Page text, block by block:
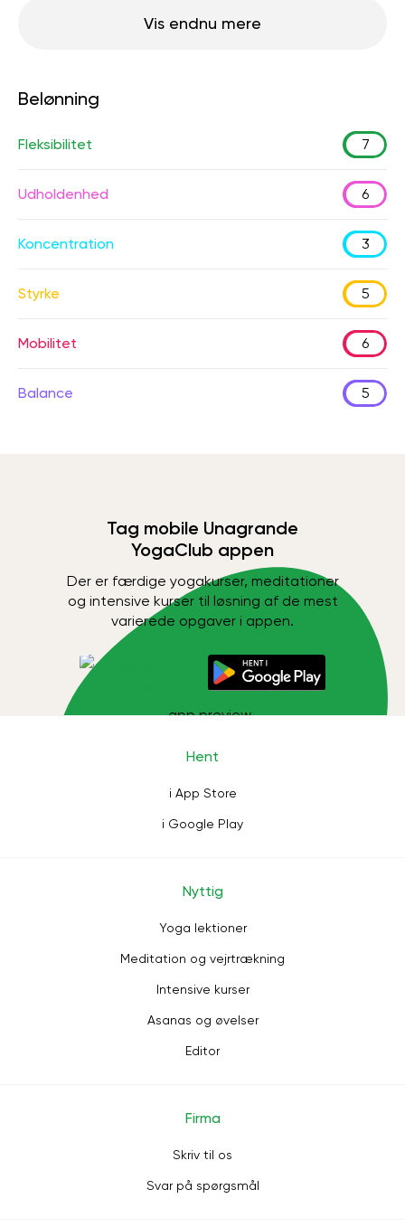
Vis endnu mere
Belønning
Fleksibilitet 7
Udholdenhed 6
Koncentration 3
Styrke 5
Mobilitet 6
Balance 5
Tag mobile Unagrande
YogaClub appen
Der er færdige yogakurser, meditationer
og intensive kurser til løsning af de mest
varierede opgaver i appen.
Hent
i App Store
i Google Play
Nyttig
Yoga lektioner
Meditation og vejrtrækning
Intensive kurser
Asanas og øvelser
Editor
Firma
Skriv til os
Svar på spørgsmål